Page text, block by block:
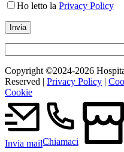
Ho letto la Privacy Policy
Copyright ©2024-2026
Reserved | Privacy Policy |
Cookie
Invia mailChiamaci